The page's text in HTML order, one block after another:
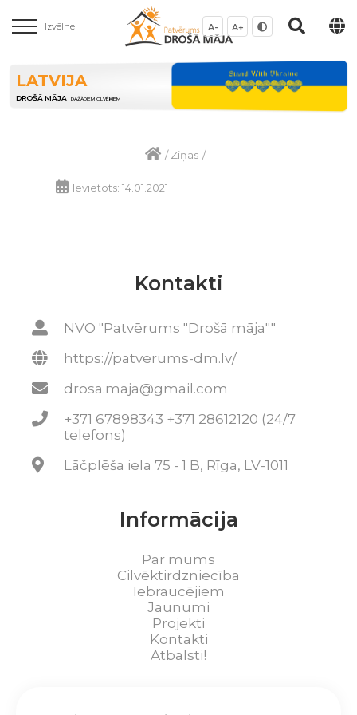
Izvēlne A- A+
LATVIJA
DROŠĀ MĀJA DAŽĀDIEM CILVĒKIEM
/Ziņas /
Ievietots: 14.01.2021
Kontakti
NVO "Patvērums "Drošā māja""
https://patverums-dm.lv/
drosa.maja@gmail.com
+371 67898343 +371 28612120 (24/7
telefons)
Lāčplēša iela 75 - 1 B, Rīga, LV-1011
Informācija
Par mums
Cilvēktirdzniecība
Iebraucējiem
Jaunumi
Projekti
Kontakti
Atbalsti!